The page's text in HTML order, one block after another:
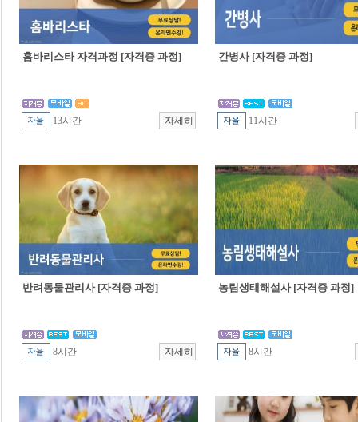
홈바리스타 자격과정 [자격증 과정]
13시간
간병사 [자격증 과정]
11시간
반려동물관리사 [자격증 과정]
8시간
농림생태해설사 [자격증 과정]
8시간